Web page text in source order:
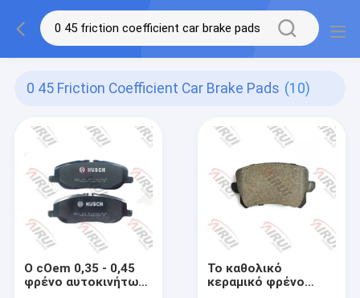
0 45 Friction Coefficient Car Brake Pads (10)
Ο cOem 0,35 - 0,45
φρένο αυτοκινήτων
Το καθολικό
κεραμικό φρένο